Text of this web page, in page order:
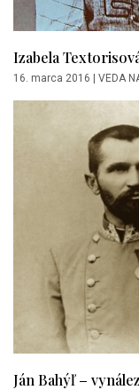
Izabela
16. marca 2016 | VEDA
Ján Bahýľ –